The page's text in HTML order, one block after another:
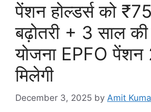
पेंशन होल्डर्स को
बढ़ोतरी + 3 साल की
योजना EPFO
मिलेगी
December 3, 2025 by Amit